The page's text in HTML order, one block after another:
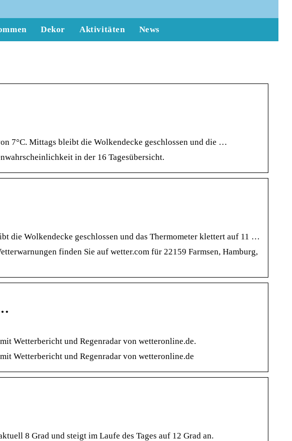
Dekor Aktivitäten News
7°C. Mittags bleibt die Wolkendecke geschlossen und die …
in der 16 Tagesübersicht.
die Wolkendecke geschlossen und das Thermometer klettert auf 11 …
finden Sie auf wetter.com für 22159 Farmsen, Hamburg,
Wetterbericht und Regenradar von wetteronline.de.
Wetterbericht und Regenradar von wetteronline.de
8 Grad und steigt im Laufe des Tages auf 12 Grad an.